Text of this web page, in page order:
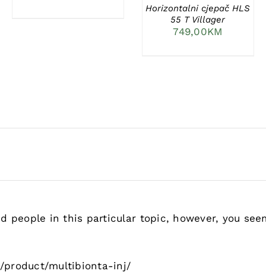
Horizontalni cjepač HLS
55 T Villager
749,00KM
people in this particular topic, however, you
product/multibionta-inj/